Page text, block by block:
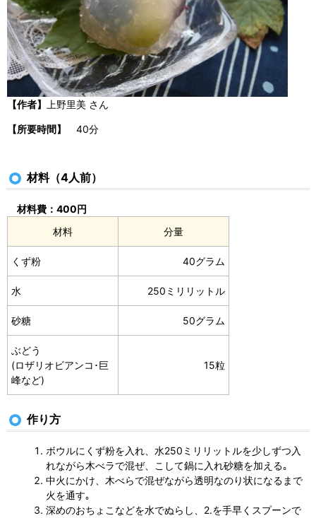
【作者】 上野里美 さん
【所要時間】 40分
材料（4人前）
材料費：400円
材料
分量
くず粉 40グラム
水 250ミリリットル
砂糖 50グラム
ぶどう
(ロザリオビアンコ･巨
峰など)
15粒
作り方
ボウルにくず粉を入れ、水250ミリリットルを少しずつ入
れながら木べラで混ぜ、こして鍋に入れ砂糖を加える｡
中火にかけ、木べらで混ぜながら透明なのり状になるまで
火を通す｡
深めのおちょこなどを水でぬらし、2.を手早くスプーンで